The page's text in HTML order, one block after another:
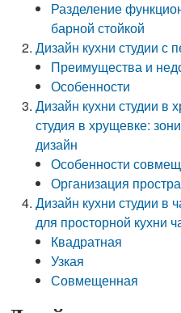
Разделение
барной стойкой
Дизайн кухни студии с
Преимущества и
Особенности
Дизайн кухни студии в
студия в хрущевке:
дизайн
Особенности
Организация
Дизайн кухни студии в
для просторной кухни
Квадратная
Узкая
Совмещенная